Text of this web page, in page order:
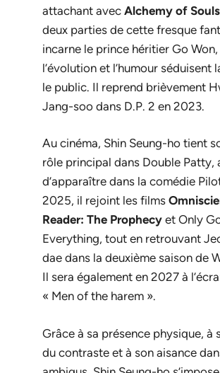
attachant avec Alchemy of Souls
deux parties de cette fresque
incarne le prince héritier Go
l’évolution et l’humour séduisent
le public. Il reprend brièvement
Jang-soo dans D.P. 2 en 2023.
Au cinéma, Shin Seung-ho tient
rôle principal dans Double Patty,
d’apparaître dans la comédie
2025, il rejoint les films
Reader: The Prophecy et Only
Everything, tout en retrouvant
dae dans la deuxième saison de
Il sera également en 2027 à
« Men of the harem ».
Grâce à sa présence physique, à
du contraste et à son aisance